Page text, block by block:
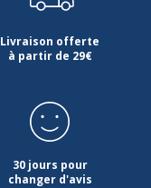
Livraison offerte
à partir de 29€
30 jours pour
changer d'avis